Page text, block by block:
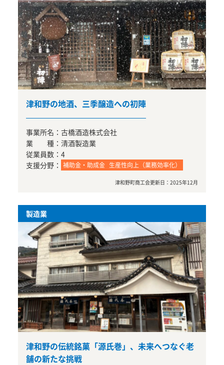
津和野の地酒、三季醸造への初陣
事業所名： 古橋酒造株式会社
業 種： 清酒製造業
従業員数： 4
支援分野： 補助金・助成金 生産性向上（業務効率化）
津和野町商工会更新日： 2025年12月
製造業
津和野の伝統銘菓「源氏巻」、未来へつなぐ老
舗の新たな挑戦